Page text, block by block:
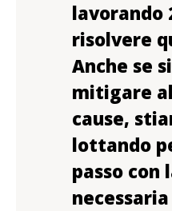
lavorando
risolvere
Anche se
mitigare
cause,
lottando
passo con